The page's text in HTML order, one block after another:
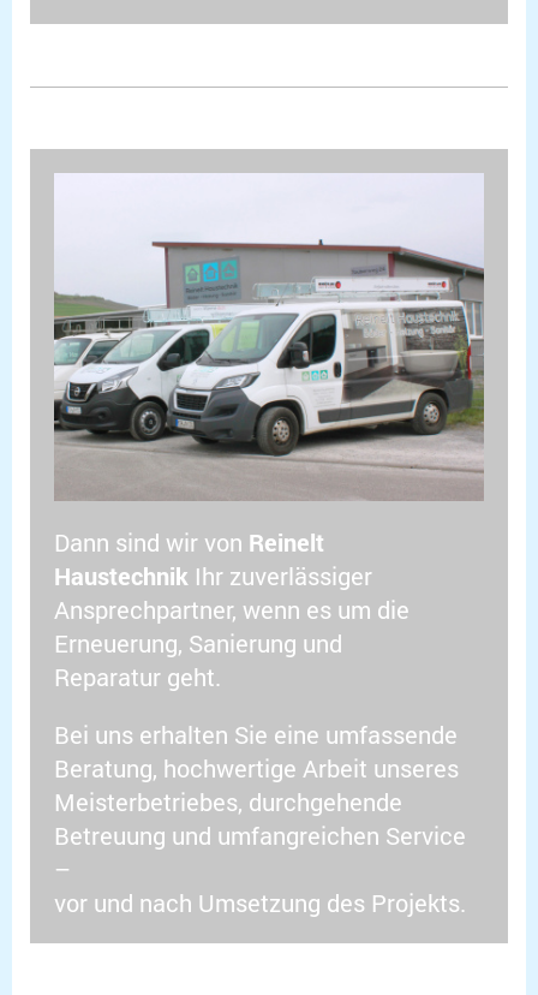
Dann sind wir von Reinelt
Haustechnik Ihr zuverlässiger
Ansprechpartner, wenn es um die
Erneuerung, Sanierung und
Reparatur geht.
Bei uns erhalten Sie eine umfassende
Beratung, hochwertige Arbeit unseres
Meisterbetriebes, durchgehende
Betreuung und umfangreichen Service
–
vor und nach Umsetzung des Projekts.